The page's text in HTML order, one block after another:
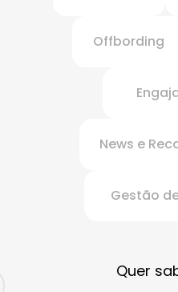
Offbording
News e
Gestão
Quer